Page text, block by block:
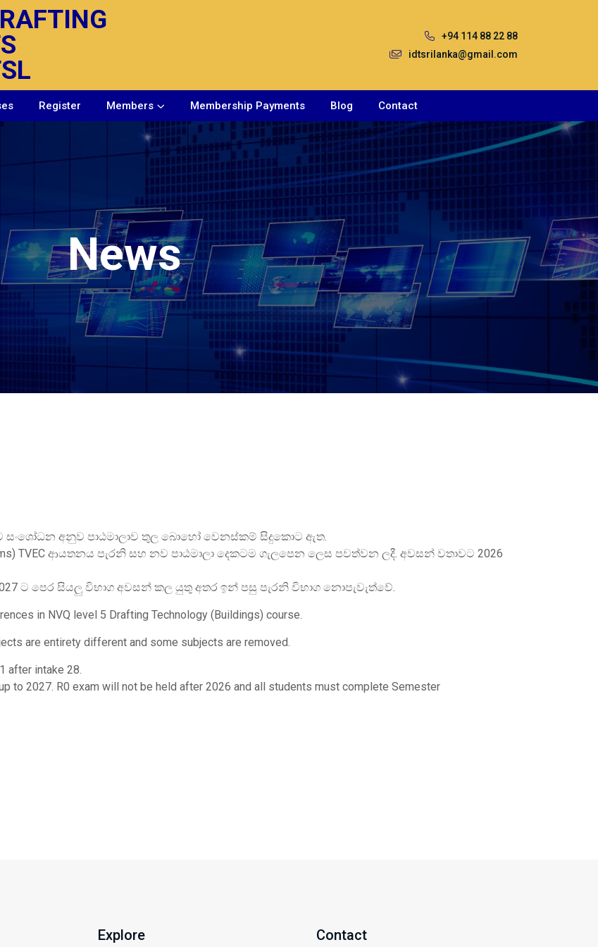
+94 114 88 22 88
idtsrilanka@gmail.com
Register Members Membership Payments Blog Contact
News
නව සංශෝධන අනුව පාඨමාලාව තුල බොහෝ වෙනස්කම් සිදුකොට ඇත.
TVEC ආයතනය පැරනි සහ නව පාඨමාලා දෙකටම ගැලපෙන ලෙස පවත්වන ලදී. අවසන් වතාවට 2026
ට පෙර සියලු විභාග අවසන් කල යුතු අතර ඉන් පසු පැරනි විභාග නොපැවැත්වේ.
in NVQ level 5 Drafting Technology (Buildings) course.
are entirety different and some subjects are removed.
after intake 28.
to 2027. R0 exam will not be held after 2026 and all students must complete Semester
Explore Contact